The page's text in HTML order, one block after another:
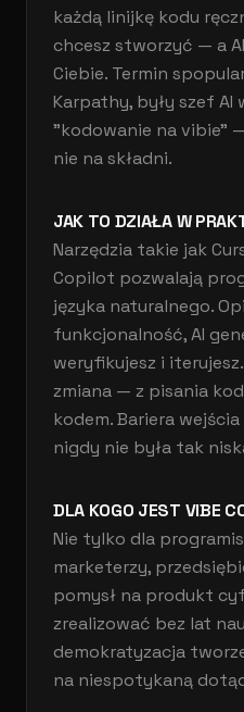
każdą linijkę kodu
chcesz stworzyć — a
Ciebie. Termin
Karpathy, były szef AI
"kodowanie na vibie"
nie na składni.
JAK TO DZIAŁA W
Narzędzia takie jak
Copilot pozwalają
języka naturalnego.
funkcjonalność, AI
weryfikujesz i
zmiana — z pisania
kodem. Bariera
nigdy nie była tak
DLA KOGO JEST VIBE
Nie tylko dla
marketerzy,
pomysł na produkt
zrealizować bez lat
demokratyzacja
na niespotykaną